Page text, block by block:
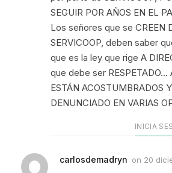
SEGUIR POR AÑOS EN EL
Los señores que se CREEN
SERVICOOP, deben saber
que es la ley que rige A
que debe ser RESPETADO…
ESTÁN ACOSTUMBRADOS
DENUNCIADO EN VARIAS
INICIA
carlosdemadryn on 20